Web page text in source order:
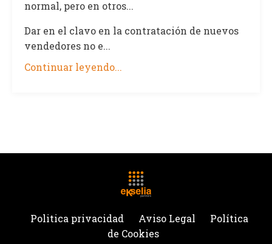
normal, pero en otros...
Dar en el clavo en la contratación de nuevos
vendedores no e...
Continuar leyendo...
Politica privacidad Aviso Legal
Política
de Cookies